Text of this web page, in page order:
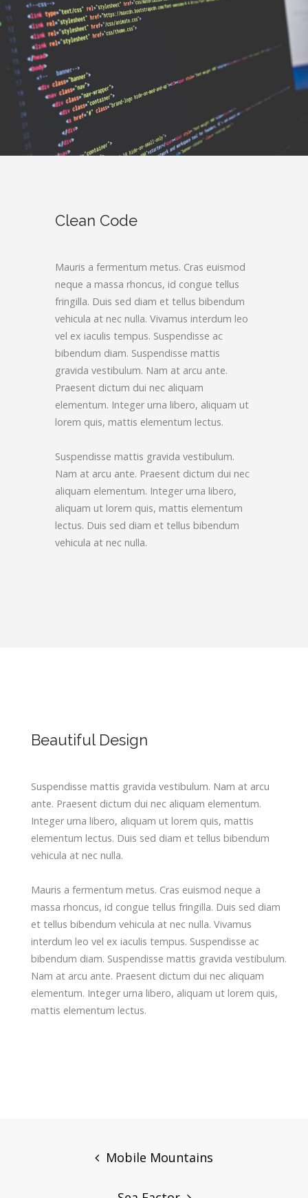
Clean Code
Mauris a fermentum metus. Cras euismod
neque a massa rhoncus, id congue tellus
fringilla. Duis sed diam et tellus bibendum
vehicula at nec nulla. Vivamus interdum leo
vel ex iaculis tempus. Suspendisse ac
bibendum diam. Suspendisse mattis
gravida vestibulum. Nam at arcu ante.
Praesent dictum dui nec aliquam
elementum. Integer urna libero, aliquam ut
lorem quis, mattis elementum lectus.
Suspendisse mattis gravida vestibulum.
Nam at arcu ante. Praesent dictum dui nec
aliquam elementum. Integer urna libero,
aliquam ut lorem quis, mattis elementum
lectus. Duis sed diam et tellus bibendum
vehicula at nec nulla.
Beautiful Design
Suspendisse mattis gravida vestibulum. Nam at arcu
ante. Praesent dictum dui nec aliquam elementum.
Integer urna libero, aliquam ut lorem quis, mattis
elementum lectus. Duis sed diam et tellus bibendum
vehicula at nec nulla.
Mauris a fermentum metus. Cras euismod neque a
massa rhoncus, id congue tellus fringilla. Duis sed diam
et tellus bibendum vehicula at nec nulla. Vivamus
interdum leo vel ex iaculis tempus. Suspendisse ac
bibendum diam. Suspendisse mattis gravida vestibulum.
Nam at arcu ante. Praesent dictum dui nec aliquam
elementum. Integer urna libero, aliquam ut lorem quis,
mattis elementum lectus.
navigation Mobile Mountains